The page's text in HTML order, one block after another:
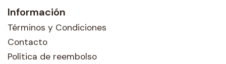
Información
Términos y Condiciones
Contacto
Política de reembolso